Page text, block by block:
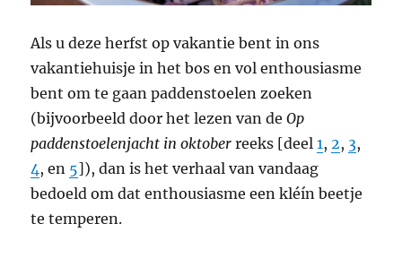
Als u deze herfst op vakantie bent in ons
vakantiehuisje in het bos en vol enthousiasme
bent om te gaan paddenstoelen zoeken
(bijvoorbeeld door het lezen van deOp
paddenstoelenjacht in oktober reeks [deel1,2, 3,
4, en 5]), dan is het verhaal van vandaag
bedoeld om dat enthousiasme een kléín beetje
te temperen.